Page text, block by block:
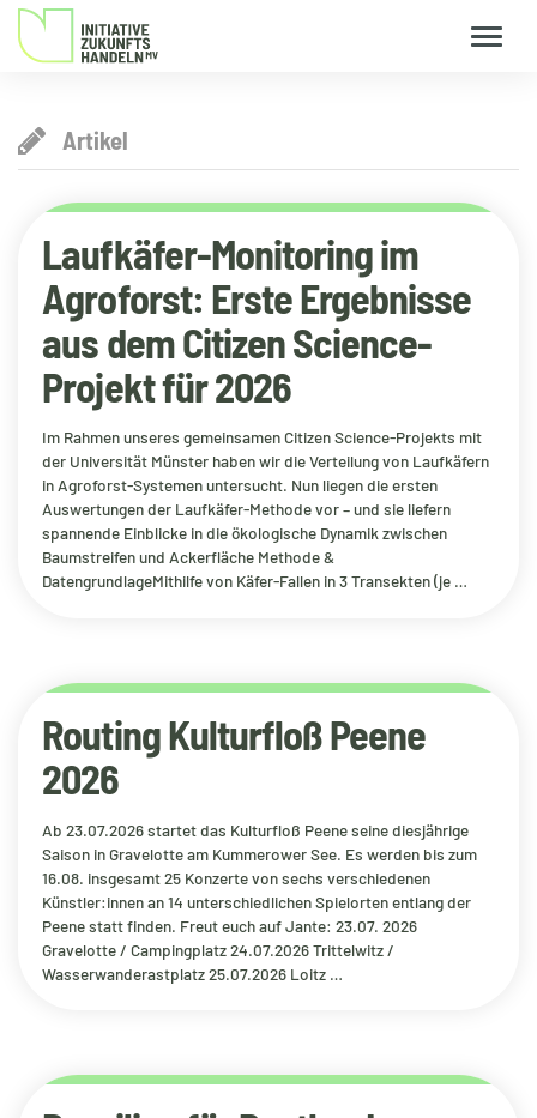
Artikel
Laufkäfer-Monitoring im
Agroforst: Erste Ergebnisse
aus dem Citizen Science-
Projekt für 2026
Im Rahmen unseres gemeinsamen Citizen Science-Projekts mit
der Universität Münster haben wir die Verteilung von Laufkäfern
in Agroforst-Systemen untersucht. Nun liegen die ersten
Auswertungen der Laufkäfer-Methode vor – und sie liefern
spannende Einblicke in die ökologische Dynamik zwischen
Baumstreifen und Ackerfläche Methode &
DatengrundlageMithilfe von Käfer-Fallen in 3 Transekten (je …
Routing Kulturfloß Peene
2026
Ab 23.07.2026 startet das Kulturfloß Peene seine diesjährige
Saison in Gravelotte am Kummerower See. Es werden bis zum
16.08. insgesamt 25 Konzerte von sechs verschiedenen
Künstler:innen an 14 unterschiedlichen Spielorten entlang der
Peene statt finden. Freut euch auf Jante: 23.07. 2026
Gravelotte / Campingplatz 24.07.2026 Trittelwitz /
Wasserwanderastplatz 25.07.2026 Loitz …